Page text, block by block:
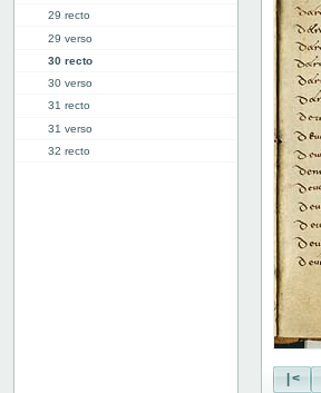
29 recto
29 verso
30 recto
30 verso
31 recto
31 verso
32 recto
|<